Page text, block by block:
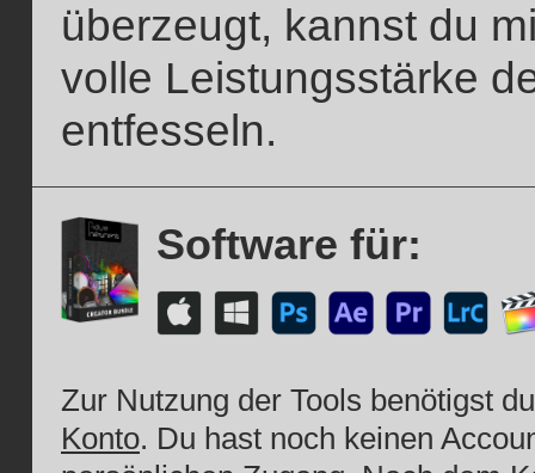
überzeugt, kannst du
volle Leistungsstärke
entfesseln.
Software für:
Zur Nutzung der Tools benötigst
Konto. Du hast noch keinen